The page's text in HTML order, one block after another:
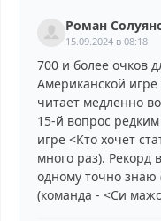
Роман
15.09.2024 в 08:18
700 и более очков
Американской игре
читает медленно
15-й вопрос
игре <Кто хочет
много раз). Рекорд
одному точно знаю
(команда - <Си